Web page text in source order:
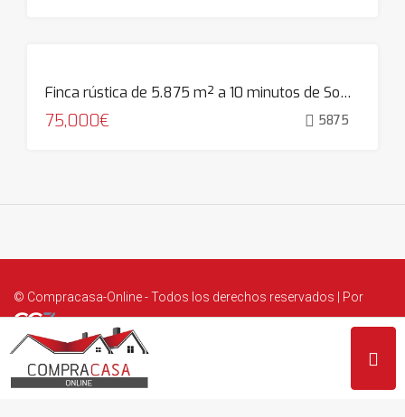
Finca rústica de 5.875 m² a 10 minutos de Somo, Setién
75,000€ 5875
© Compracasa-Online - Todos los derechos reservados | Por
Transparencia